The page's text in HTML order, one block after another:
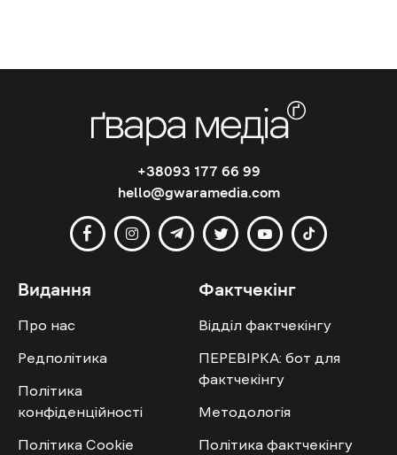
+38093 177 66 99
hello@gwaramedia.com
Видання
Про нас
Редполітика
Політика
конфіденційності
Політика Cookie
Фактчекінг
Відділ фактчекінгу
ПЕРЕВІРКА: бот для
фактчекінгу
Методологія
Політика фактчекінгу